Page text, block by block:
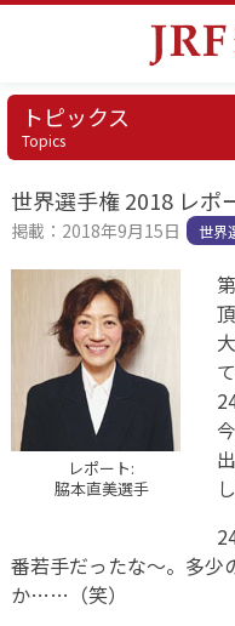
トピックス
Topics
世界選手権 2018 レポ
掲載：2018年9月15日 世界
レポート:
脇本直美選手
番若手だったな～。多少
か……（笑）